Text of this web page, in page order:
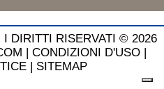
I DIRITTI RISERVATI © 2026
| CONDIZIONI D'USO |
| SITEMAP